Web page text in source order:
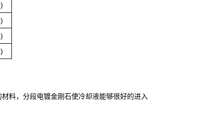
料，分段电镀金刚石使冷却液能够很好的进入